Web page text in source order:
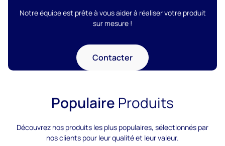
Notre équipe est prête à vous aider à réaliser votre produit
sur mesure !
Contacter
Populaire Produits
Découvrez nos produits les plus populaires, sélectionnés par
nos clients pour leur qualité et leur valeur.